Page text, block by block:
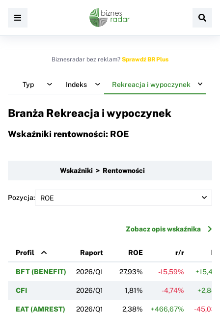
Biznesradar bez reklam? Sprawdź BR Plus
Typ Indeks Rekreacja i wypoczynek
Branża Rekreacja i wypoczynek
Wskaźniki rentowności: ROE
Wskaźniki > Rentowności
Pozycja:
Zobacz opis wskaźnika
Profil Raport ROE r/r k/
BFT (BENEFIT) 2026/Q1 27,93% -15,59%
CFI 2026/Q1 1,81% -4,74%
EAT (AMREST) 2026/Q1 2,38% +466,67% -